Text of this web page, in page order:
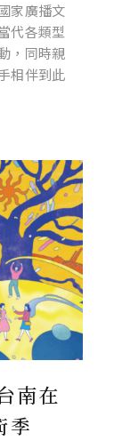
家廣播文
代各類型
，同時親
相伴到此
南在
季